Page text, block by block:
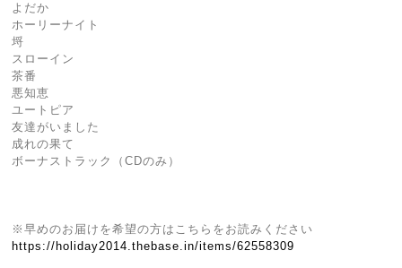
よだか
ホーリーナイト
埒
スローイン
茶番
悪知恵
ユートピア
友達がいました
成れの果て
ボーナストラック（CDのみ）
※早めのお届けを希望の方はこちらをお読みください
https://holiday2014.thebase.in/items/62558309